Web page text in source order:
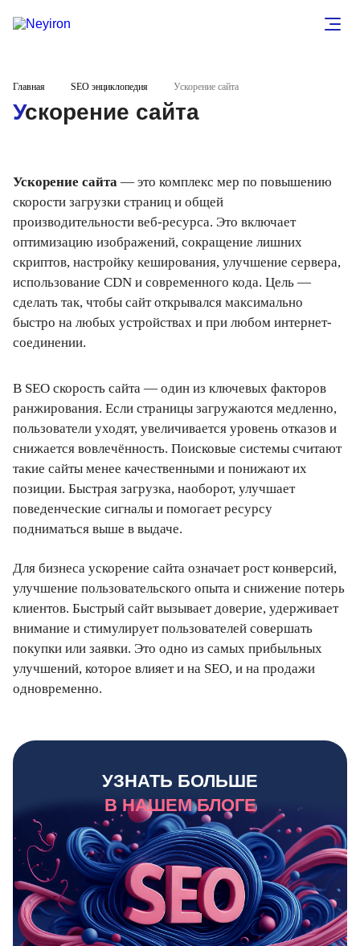
Главная SEO энциклопедия Ускорение сайта
Ускорение сайта
Ускорение сайта — это комплекс мер по повышению
скорости загрузки страниц и общей
производительности веб-ресурса. Это включает
оптимизацию изображений, сокращение лишних
скриптов, настройку кеширования, улучшение сервера,
использование CDN и современного кода. Цель —
сделать так, чтобы сайт открывался максимально
быстро на любых устройствах и при любом интернет-
соединении.
В SEO скорость сайта — один из ключевых факторов
ранжирования. Если страницы загружаются медленно,
пользователи уходят, увеличивается уровень отказов и
снижается вовлечённость. Поисковые системы считают
такие сайты менее качественными и понижают их
позиции. Быстрая загрузка, наоборот, улучшает
поведенческие сигналы и помогает ресурсу
подниматься выше в выдаче.
Для бизнеса ускорение сайта означает рост конверсий,
улучшение пользовательского опыта и снижение потерь
клиентов. Быстрый сайт вызывает доверие, удерживает
внимание и стимулирует пользователей совершать
покупки или заявки. Это одно из самых прибыльных
улучшений, которое влияет и на SEO, и на продажи
одновременно.
УЗНАТЬ БОЛЬШЕ
В НАШЕМ БЛОГЕ